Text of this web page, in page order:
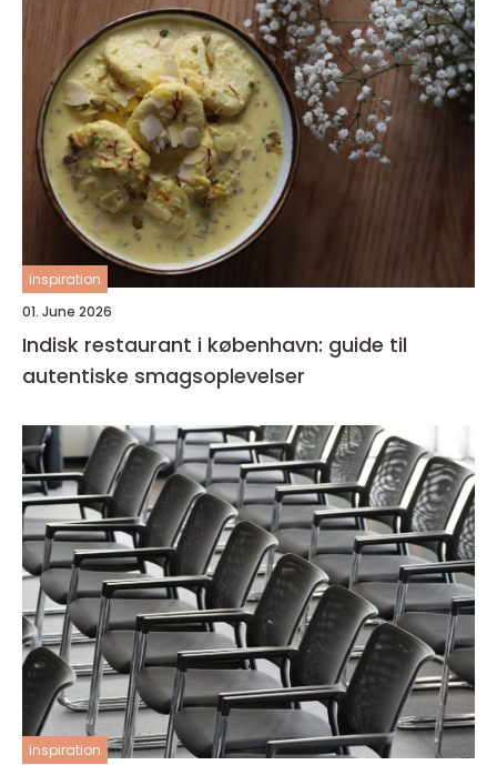
inspiration
01. June 2026
Indisk restaurant i københavn: guide til
autentiske smagsoplevelser
inspiration